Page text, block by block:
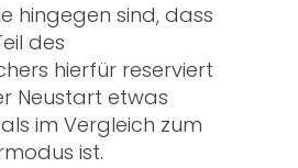
hingegen sind, dass
des
hierfür reserviert
Neustart etwas
im Vergleich zum
ist.